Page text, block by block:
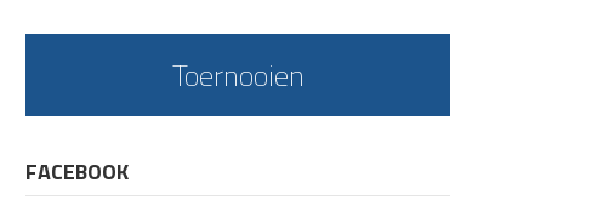
Toernooien
FACEBOOK